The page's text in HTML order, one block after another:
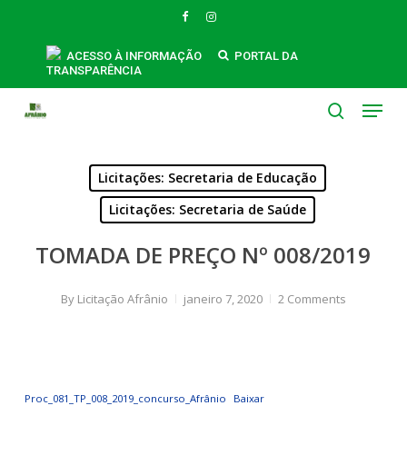
FACEBOOKINSTAGRAM
ACESSO À INFORMAÇÃO
PORTAL DA
TRANSPARÊNCIA
Menu
Licitações: Secretaria de Educação
Licitações: Secretaria de Saúde
TOMADA DE PREÇO Nº 008/2019
By Licitação Afrânio janeiro 7, 2020 2 Comments
Proc_081_TP_008_2019_concurso_Afrânio Baixar